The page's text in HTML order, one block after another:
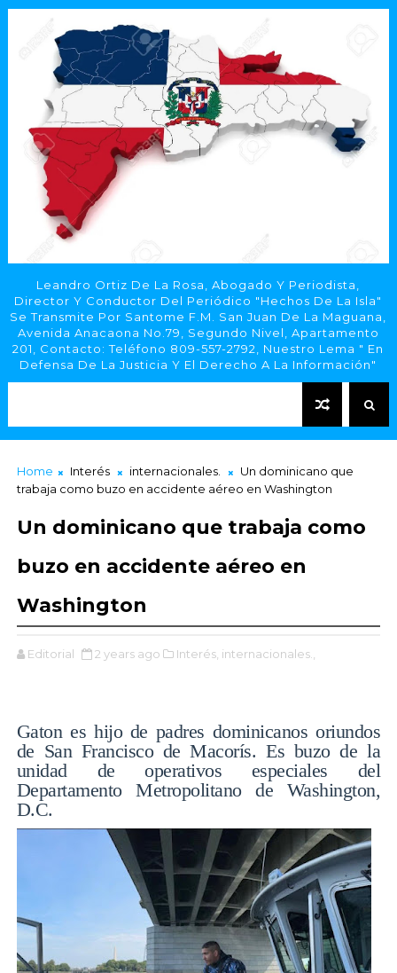
Leandro Ortiz De La Rosa, Abogado Y Periodista,
Director Y Conductor Del Periódico "Hechos De La Isla"
Se Transmite Por Santome F.M. San Juan De La Maguana,
Avenida Anacaona No.79, Segundo Nivel, Apartamento
201, Contacto: Teléfono 809-557-2792, Nuestro Lema " En
Defensa De La Justicia Y El Derecho A La Información"
Home Interés internacionales.
Un dominicano que
trabaja como buzo en accidente aéreo en Washington
Un dominicano que trabaja como
buzo en accidente aéreo en
Washington
Editorial 2 years ago Interés, internacionales.,
Gaton es hijo de padres dominicanos oriundos
de San Francisco de Macorís. Es buzo de la
unidad de operativos especiales del
Departamento Metropolitano de Washington,
D.C.